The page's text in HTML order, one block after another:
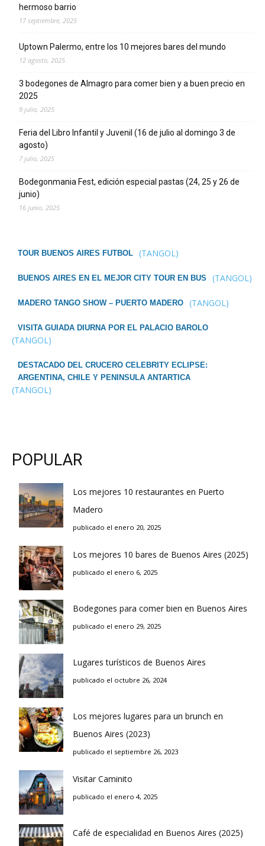
hermoso barrio
17 septiembre, 2025
Uptown Palermo, entre los 10 mejores bares del mundo
12 agosto, 2025
3 bodegones de Almagro para comer bien y a buen precio en
2025
9 julio, 2025
Feria del Libro Infantil y Juvenil (16 de julio al domingo 3 de
agosto)
7 julio, 2025
Bodegonmania Fest, edición especial pastas (24, 25 y 26 de
junio)
16 junio, 2025
TOUR BUENOS AIRES FUTBOL (TANGOL)
BUENOS AIRES EN EL MEJOR CITY TOUR EN BUS (TANGOL)
MADERO TANGO SHOW – PUERTO MADERO (TANGOL)
VISITA GUIADA DIURNA POR EL PALACIO BAROLO
(TANGOL)
DESTACADO DEL CRUCERO CELEBRITY ECLIPSE:
ARGENTINA, CHILE Y PENINSULA ANTARTICA
(TANGOL)
POPULAR
Los mejores 10 restaurantes en Puerto
Madero
publicado el enero 20, 2025
Los mejores 10 bares de Buenos Aires (2025)
publicado el enero 6, 2025
Bodegones para comer bien en Buenos Aires
publicado el enero 29, 2025
Lugares turísticos de Buenos Aires
publicado el octubre 26, 2024
Los mejores lugares para un brunch en
Buenos Aires (2023)
publicado el septiembre 26, 2023
Visitar Caminito
publicado el enero 4, 2025
Café de especialidad en Buenos Aires (2025)